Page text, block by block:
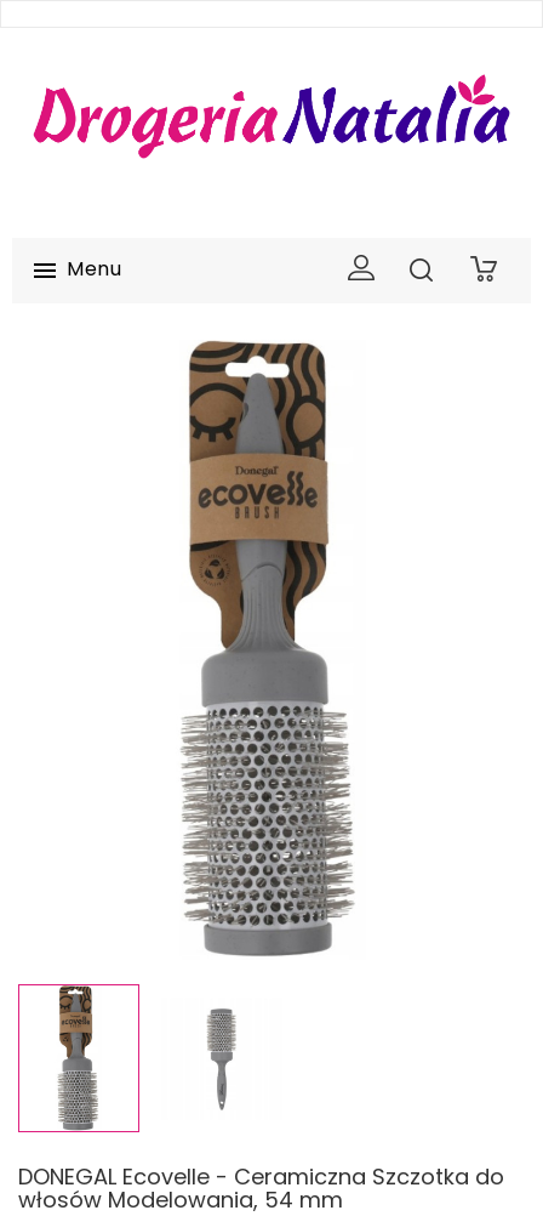
 Menu 0
DONEGAL Ecovelle - Ceramiczna Szczotka do
włosów Modelowania, 54 mm